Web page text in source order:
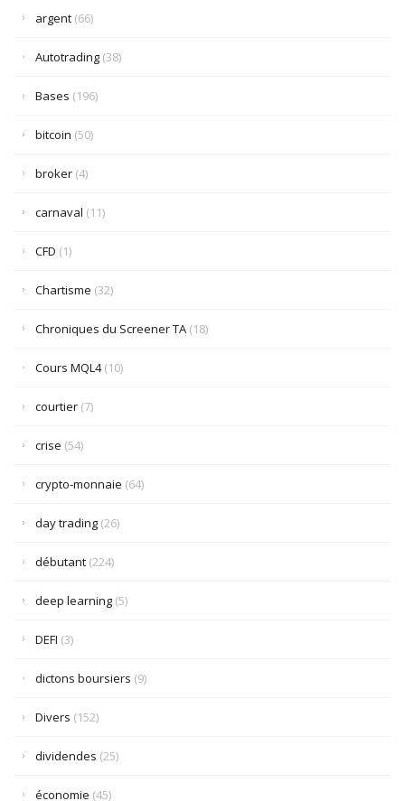
argent (66)
Autotrading (38)
Bases (196)
bitcoin (50)
broker (4)
carnaval (11)
CFD (1)
Chartisme (32)
Chroniques du Screener TA (18)
Cours MQL4(10)
courtier (7)
crise (54)
crypto-monnaie (64)
day trading (26)
débutant (224)
deep learning (5)
DEFI (3)
dictons boursiers (9)
Divers (152)
dividendes (25)
économie (45)